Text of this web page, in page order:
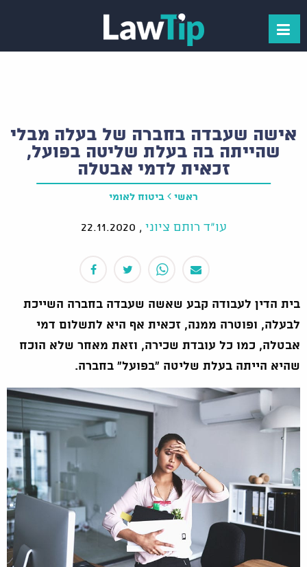
אישה שעבדה בחברה של בעלה מבלי
שהייתה בה בעלת שליטה בפועל,
זכאית לדמי אבטלה
ראשי ביטוח לאומי
עו"ד רותם ציוני ,
22.11.2020
בית הדין לעבודה קבע שאשה שעבדה בחברה השייכת
לבעלה, ופוטרה ממנה, זכאית אף היא לתשלום דמי
אבטלה, כמו כל עובדת שכירה, וזאת מאחר שלא הוכח
שהיא הייתה בעלת שליטה "בפועל" בחברה.